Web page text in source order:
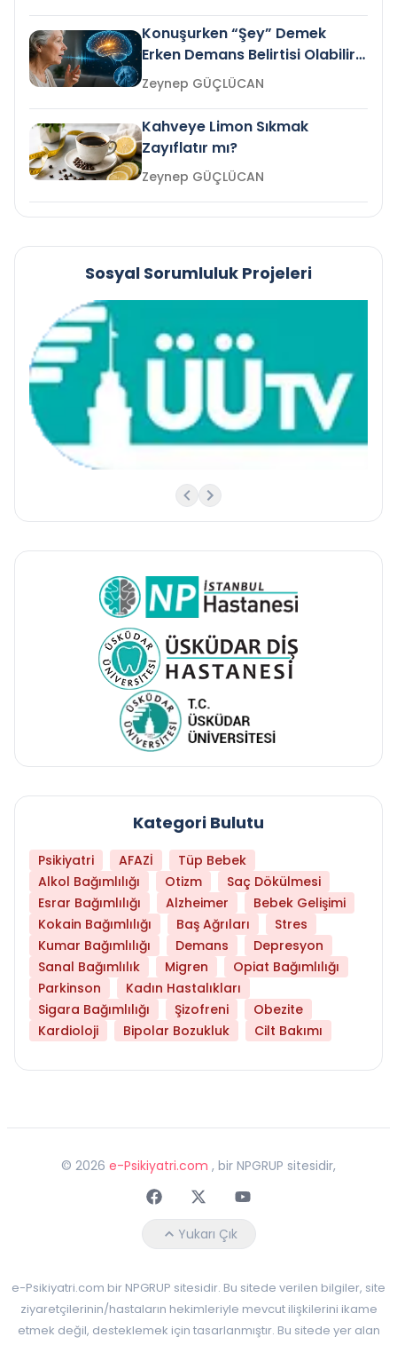
Konuşurken “Şey” Demek
Erken Demans Belirtisi Olabilir
mi?
Zeynep GÜÇLÜCAN
Kahveye Limon Sıkmak
Zayıflatır mı?
Zeynep GÜÇLÜCAN
Sosyal Sorumluluk Projeleri
Kategori Bulutu
Psikiyatri AFAZİ
Tüp Bebek
Alkol Bağımlılığı
Otizm
Saç Dökülmesi
Esrar Bağımlılığı
Alzheimer
Bebek Gelişimi
Kokain Bağımlılığı
Baş Ağrıları
Stres
Kumar Bağımlılığı
Demans
Depresyon
Sanal Bağımlılık
Migren
Opiat Bağımlılığı
Parkinson
Kadın Hastalıkları
Sigara Bağımlılığı
Şizofreni
Obezite
Kardioloji
Bipolar Bozukluk Cilt Bakımı
© 2026 e-Psikiyatri.com , bir NPGRUP sitesidir,
FaceebokTwitterYoutube
Yukarı Çık
e-Psikiyatri.com bir NPGRUP sitesidir. Bu sitede verilen bilgiler, site
ziyaretçilerinin/hastaların hekimleriyle mevcut ilişkilerini ikame
etmek değil, desteklemek için tasarlanmıştır. Bu sitede yer alan